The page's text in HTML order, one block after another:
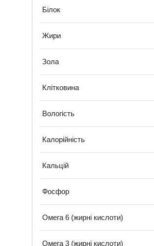
Білок
Жири
Зола
Клітковина
Вологість
Калорійність
Кальцій
Фосфор
Омега 6 (жирні кислоти)
Омега 3 (жирні кислоти)